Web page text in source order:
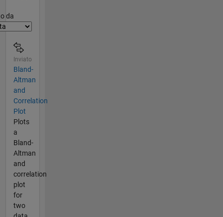
da
Inviato
Bland-
Altman
and
Correlation
Plot
Plots
a
Bland-
Altman
and
correlation
plot
for
two